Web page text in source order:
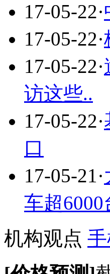
17-05-22·
17-05-22·
17-05-22·
访这些..
17-05-22·
口
17-05-21·
车超6000
机构观点